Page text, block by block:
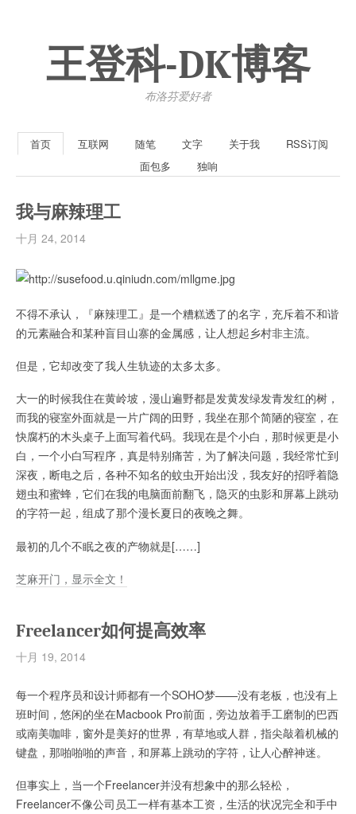
王登科-DK博客
布洛芬爱好者
首页 互联网 随笔 文字 关于我
RSS订阅
面包多
独响
我与麻辣理工
十月 24, 2014
不得不承认，『麻辣理工』是一个糟糕透了的名字，充斥着不和谐
的元素融合和某种盲目山寨的金属感，让人想起乡村非主流。
但是，它却改变了我人生轨迹的太多太多。
大一的时候我住在黄岭坡，漫山遍野都是发黄发绿发青发红的树，
而我的寝室外面就是一片广阔的田野，我坐在那个简陋的寝室，在
快腐朽的木头桌子上面写着代码。我现在是个小白，那时候更是小
白，一个小白写程序，真是特别痛苦，为了解决问题，我经常忙到
深夜，断电之后，各种不知名的蚊虫开始出没，我友好的招呼着隐
翅虫和蜜蜂，它们在我的电脑面前翻飞，隐灭的虫影和屏幕上跳动
的字符一起，组成了那个漫长夏日的夜晚之舞。
最初的几个不眠之夜的产物就是[……]
芝麻开门，显示全文！
Freelancer如何提高效率
十月 19, 2014
每一个程序员和设计师都有一个SOHO梦——没有老板，也没有上
班时间，悠闲的坐在Macbook Pro前面，旁边放着手工磨制的巴西
或南美咖啡，窗外是美好的世界，有草地或人群，指尖敲着机械的
键盘，那啪啪啪的声音，和屏幕上跳动的字符，让人心醉神迷。
但事实上，当一个Freelancer并没有想象中的那么轻松，
Freelancer不像公司员工一样有基本工资，生活的状况完全和手中